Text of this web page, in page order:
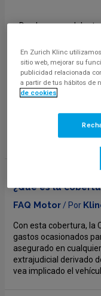
De ahora en
identificarte y poder
necesites con tu
¿Qué es la
FAQ Motor/ Por
Con esta cobertura, la
gastos ocasionados
asegurado en
extrajudicial derivado
vea implicado el
En Zurich Klinc
sitio web, mejorar su
publicidad relacionada
a partir de tus hábitos de
de cookies